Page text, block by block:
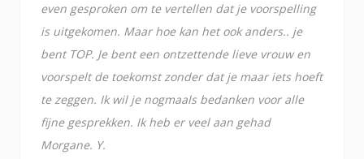
even gesproken om te vertellen dat je voorspelling
is uitgekomen. Maar hoe kan het ook anders.. je
bent TOP. Je bent een ontzettende lieve vrouw en
voorspelt de toekomst zonder dat je maar iets hoeft
te zeggen. Ik wil je nogmaals bedanken voor alle
fijne gesprekken. Ik heb er veel aan gehad
Morgane. Y.